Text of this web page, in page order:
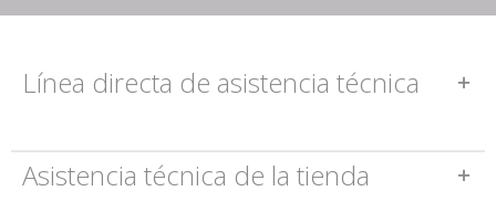
Línea directa de asistencia técnica
Asistencia técnica de la tienda